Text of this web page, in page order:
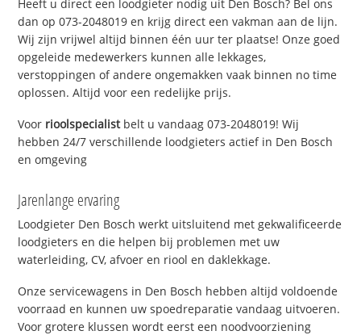
Heeft u direct een loodgieter nodig uit Den Bosch? Bel ons
dan op 073-2048019 en krijg direct een vakman aan de lijn.
Wij zijn vrijwel altijd binnen één uur ter plaatse! Onze goed
opgeleide medewerkers kunnen alle lekkages,
verstoppingen of andere ongemakken vaak binnen no time
oplossen. Altijd voor een redelijke prijs.
Voor rioolspecialistbelt u vandaag 073-2048019! Wij
hebben 24/7 verschillende loodgieters actief in Den Bosch
en omgeving
Jarenlange ervaring
Loodgieter Den Bosch werkt uitsluitend met gekwalificeerde
loodgieters en die helpen bij problemen met uw
waterleiding, CV, afvoer en riool en daklekkage.
Onze servicewagens in Den Bosch hebben altijd voldoende
voorraad en kunnen uw spoedreparatie vandaag uitvoeren.
Voor grotere klussen wordt eerst een noodvoorziening